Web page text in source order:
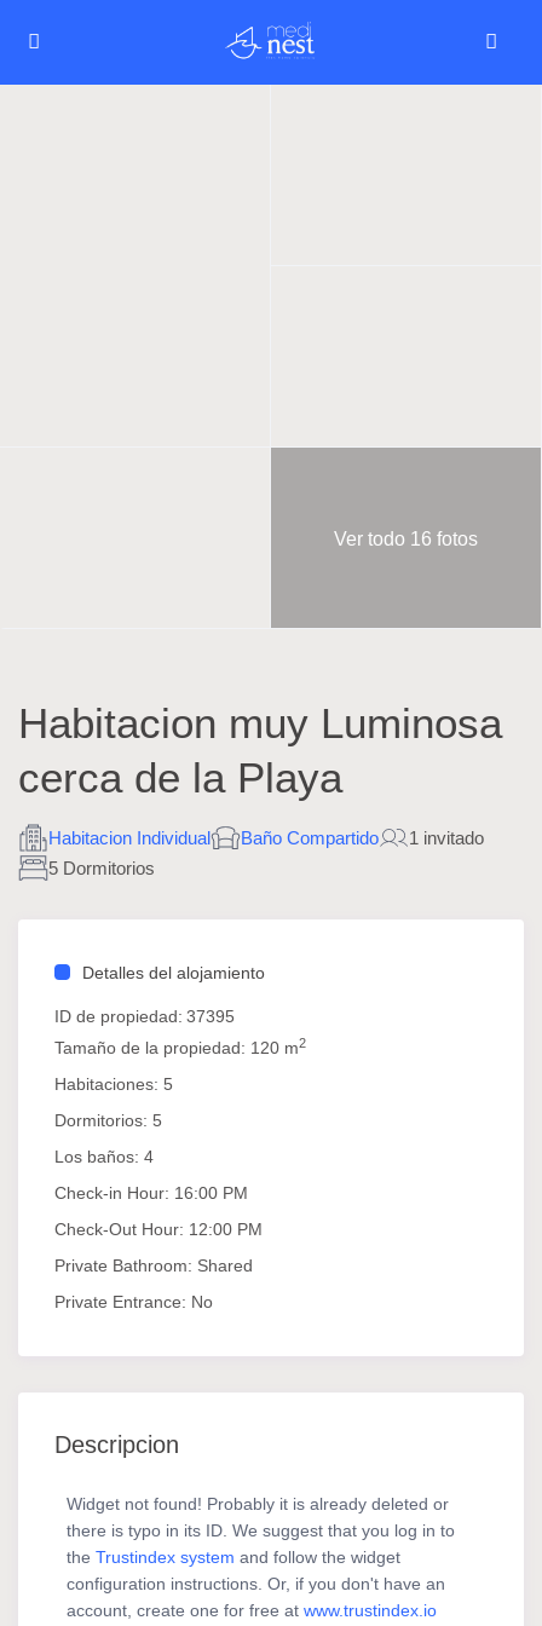
Ver todo 16 fotos
Habitacion muy Luminosa
cerca de la Playa
Habitacion Individual Baño Compartido
1 invitado
5 Dormitorios
Detalles del alojamiento
ID de propiedad: 37395
Tamaño de la propiedad: 120 m2
Habitaciones: 5
Dormitorios: 5
Los baños: 4
Check-in Hour: 16:00 PM
Check-Out Hour: 12:00 PM
Private Bathroom: Shared
Private Entrance: No
Descripcion
Widget not found! Probably it is already deleted or
there is typo in its ID. We suggest that you log in to
theTrustindex system and follow the widget
configuration instructions. Or, if you don't have an
account, create one for free atwww.trustindex.io